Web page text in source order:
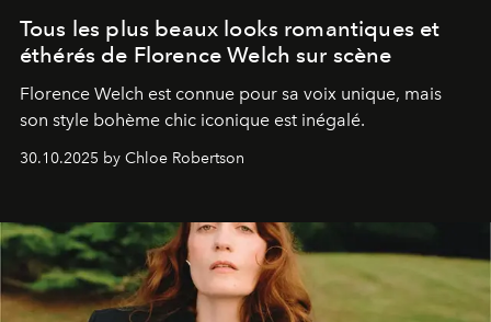
Tous les plus beaux looks romantiques et
éthérés de Florence Welch sur scène
Florence Welch est connue pour sa voix unique, mais
son style bohème chic iconique est inégalé.
30.10.2025 by Chloe Robertson